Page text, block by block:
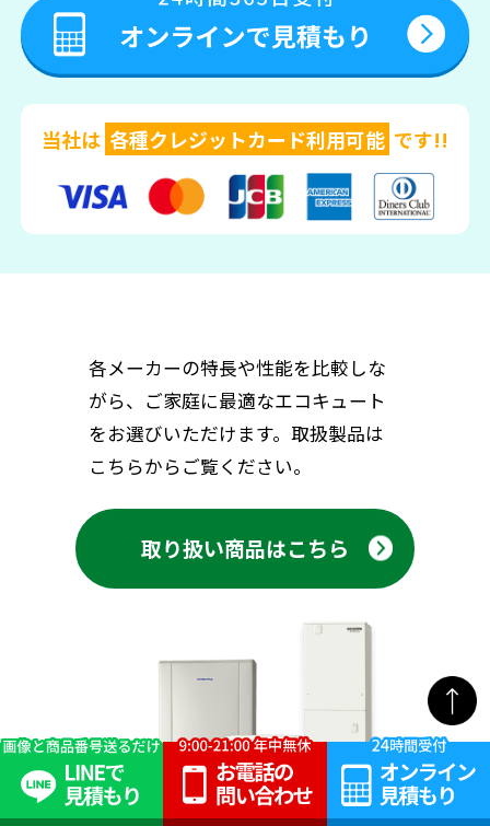
当社は 各種クレジットカード利用可能 です!!
各メーカーの特長や性能を比較しな
がら、ご家庭に最適なエコキュート
をお選びいただけます。取扱製品は
こちらからご覧ください。
取り扱い商品はこちら